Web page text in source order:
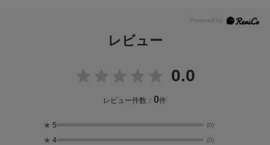
レビュー
0.0
レビュー件数：0件
★ 5 (0)
★ 4 (0)